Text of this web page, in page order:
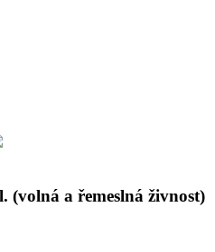
(volná a řemeslná živnost)